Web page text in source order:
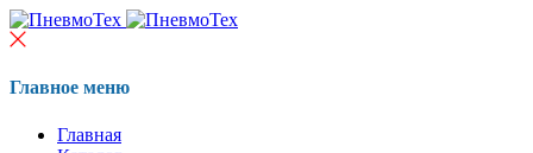
Главное меню
Главная